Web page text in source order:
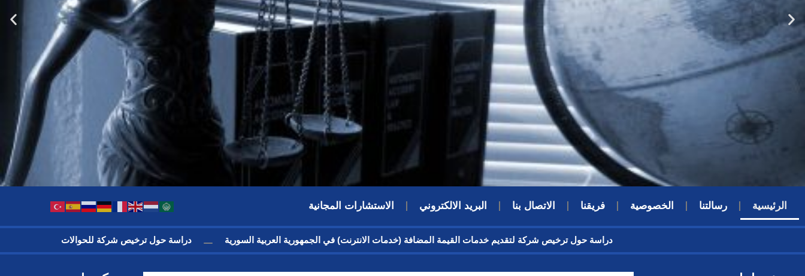
الرئيسية رسالتنا الخصوصية فريقنا الاتصال بنا البريد الالكتروني الاستشارات المجانية
دراسة حول ترخيص شركة لتقديم خدمات القيمة المضافة (خدمات الانترنت) في الجمهورية العربية السورية دراسة حول ترخيص شركة للحوالات الداخلية في